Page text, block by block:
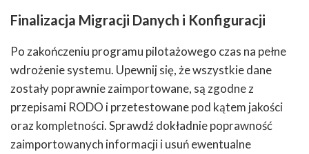
Finalizacja Migracji Danych i Konfiguracji
Po zakończeniu programu pilotażowego czas na pełne
wdrożenie systemu. Upewnij się, że wszystkie dane
zostały poprawnie zaimportowane, są zgodne z
przepisami RODO i przetestowane pod kątem jakości
oraz kompletności. Sprawdź dokładnie poprawność
zaimportowanych informacji i usuń ewentualne